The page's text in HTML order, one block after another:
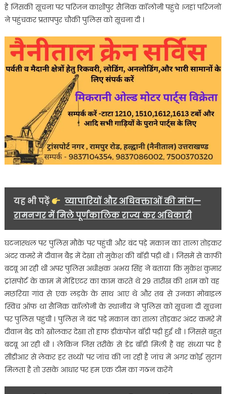
है जिसकी सूचना पर परिजन काशीपुर सैनिक कॉलोनी पहुंचे ।जहां परिजनों
ने पहुंचकर प्रतापपुर चौकी पुलिस को सूचना दी ।
यह भी पढ़ें
व्यापारियों और अधिवक्ताओं की मांग—
रामनगर में मिले पूर्णकालिक राज्य कर अधिकारी
घटनास्थल पर पुलिस मौके पर पहुंची और बंद पड़े मकान का ताला तोड़कर
अंदर कमरे में दीवान बैड में देखा तो मुकेश की बॉडी पड़ी थी । जिसमें से काफी
बदबू आ रही थी अपर पुलिस अधीक्षक अभय सिंह ने बताया कि मुकेश कुमार
ट्रांसपोर्ट के काम में मेडिएटर का काम करते थे 29 तारीख की शाम को वह
मछरिया गांव से एक लड़के के साथ आए थे और तब से उनका मोबाइल
स्विच ऑफ था सैनिक कॉलोनी के स्थानीय ने पुलिस को सूचना दी सूचना
पर पुलिस पहुंची । पुलिस ने बंद पड़े मकान का ताला तोड़कर अंदर कमरे में
दीवान बेड को खोलकर देखा तो हाफ डीकंपोज बॉडी पड़ी हुई थी । जिससे बहुत
बदबू आ रही थी । लेकिन जिस तरीके से डेड बॉडी मिली है वह संध्या पद है
सीडीआर से लेकर हर तथ्यों पर जांच की जा रही है जांच में अगर कोई सुराग
मिलता है तो उसके आधार पर हम एक टीम का गठन करेंगे